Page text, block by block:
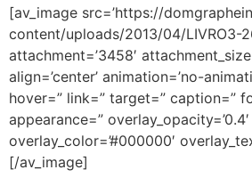
[av_image src=’https://
content/uploads/2013/04/LIVRO3-
attachment=’3458′
align=’center’ animation=’no-
hover=” link=” target=” caption=”
appearance=” overlay_opacity=’0.4′
overlay_color=’#000000′
[/av_image]